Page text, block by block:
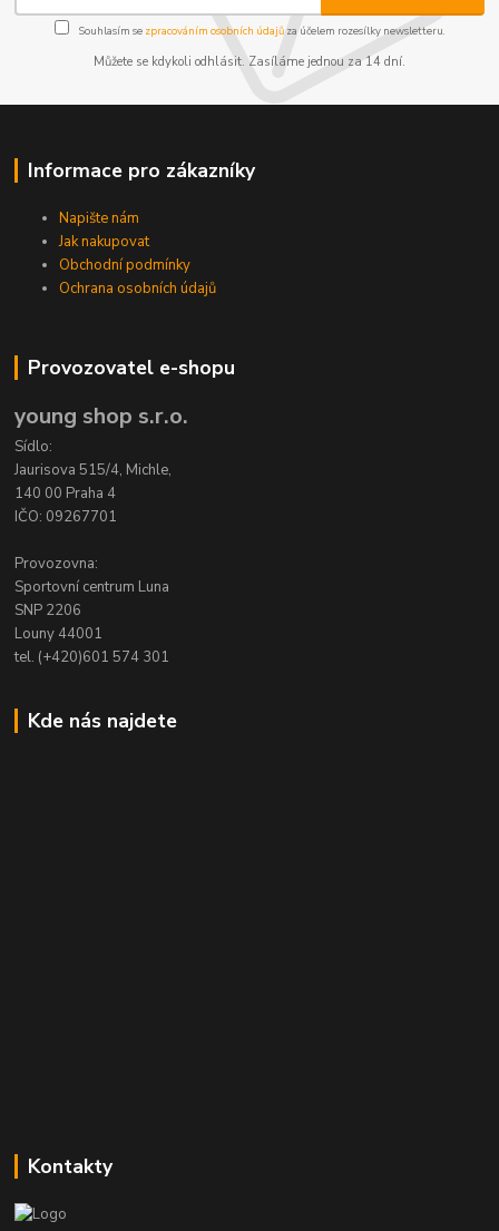
Souhlasím se zpracováním osobních údajůza účelem rozesílky newsletteru.
Můžete se kdykoli odhlásit. Zasíláme jednou za 14 dní.
Informace pro zákazníky
Napište nám
Jak nakupovat
Obchodní podmínky
Ochrana osobních údajů
Provozovatel e-shopu
young shop s.r.o.
Sídlo:
Jaurisova 515/4, Michle,
140 00 Praha 4
IČO: 09267701
Provozovna:
Sportovní centrum Luna
SNP 2206
Louny 44001
tel. (+420)601 574 301
Kde nás najdete
Kontakty